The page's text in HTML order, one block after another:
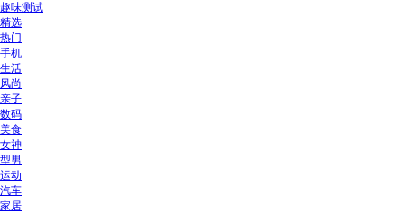
趣味测试
精选
热门
手机
生活
风尚
亲子
数码
美食
女神
型男
运动
汽车
家居